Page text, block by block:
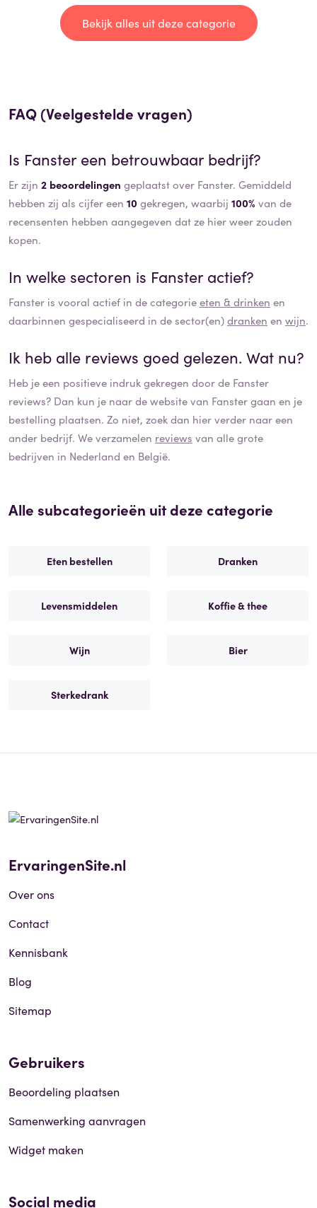
Bekijk alles uit deze categorie
FAQ (Veelgestelde vragen)
Is Fanstereen betrouwbaar bedrijf?
Er zijn 2 beoordelingen geplaatst over Fanster. Gemiddeld
hebben zij als cijfer een 10 gekregen, waarbij 100% van de
recensenten hebben aangegeven dat ze hier weer zouden
kopen.
In welke sectoren is Fansteractief?
Fanster is vooral actief in de categorieeten & drinken en
daarbinnen gespecialiseerd in de sector(en)dranken en wijn.
Ik heb alle reviews goed gelezen. Wat nu?
Heb je een positieve indruk gekregen door de Fanster
reviews? Dan kun je naar de website van Fanstergaan en je
bestelling plaatsen. Zo niet, zoek dan hier verder naar een
ander bedrijf. We verzamelen reviews van alle grote
bedrijven in Nederland en België.
Alle subcategorieën uit deze categorie
Eten bestellen Dranken
Levensmiddelen Koffie & thee
Wijn Bier
Sterkedrank
ErvaringenSite.nl
Over ons
Contact
Kennisbank
Blog
Sitemap
Gebruikers
Beoordeling plaatsen
Samenwerking aanvragen
Widget maken
Social media